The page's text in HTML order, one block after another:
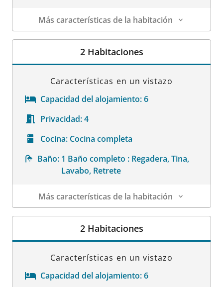
Más características de la habitación
Datos de la habitación
2 Habitaciones
Características en un vistazo
Capacidad del alojamiento:6
Privacidad:4
Cocina: Cocina completa
Baño: 1 Baño completo : Regadera, Tina,
Lavabo, Retrete
Más características de la habitación
Datos de la habitación
2 Habitaciones
Características en un vistazo
Capacidad del alojamiento:6